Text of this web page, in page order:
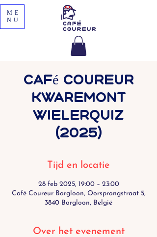
ME
NU
Café Coureur
Kwaremont
Wielerquiz
(2025)
Tijd en locatie
28 feb 2025, 19:00 – 23:00
Café Coureur Borgloon, Oorsprongstraat 5,
3840 Borgloon, België
Over het evenement